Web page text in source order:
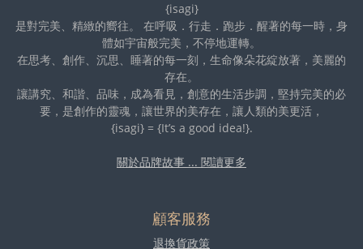
{isagi}
是對完美、精緻的嚮往。 在呼吸．行走．跑步．醒著的每一時，身
體如宇宙般完美，不停地運轉。
在思考、創作、沉思、睡著的每一刻，生命像朵花綻放著，美麗的
存在。
讓講究、和諧、品味，成為看見，創意的生活步調，堅持完美的必
要，是創作的靈魂，讓世界的美存在，讓人類的美更活，
{isagi} = {It’s a good idea!}.
關於品牌故事 ... 閱讀更多
顧客服務
退換貨政策